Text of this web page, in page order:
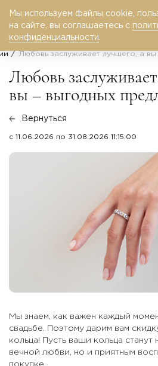
Любовь заслуживает лучшего, а
Любовь
вы – выгодных
Вернуться
с 11.06.2026 по 31.08.2026 11:15:00
Мы знаем, как важен каждый
свадьбе. Поэтому дарим вам
кольца! Пусть ваши кольца
вечной любви, но и приятным
покупке.
Мы используем файлы cookie,
на сайте, вы соглашаетесь с
конфиденциальности